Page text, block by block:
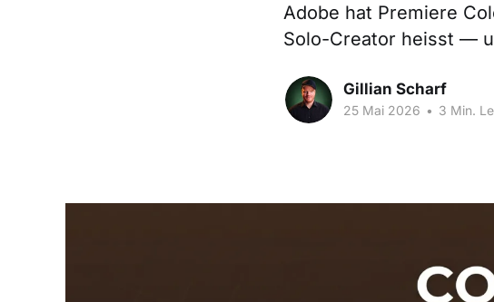
Adobe hat Premiere
Solo-Creator heisst —
Gillian Scharf
25 Mai 2026 • 3 Min.